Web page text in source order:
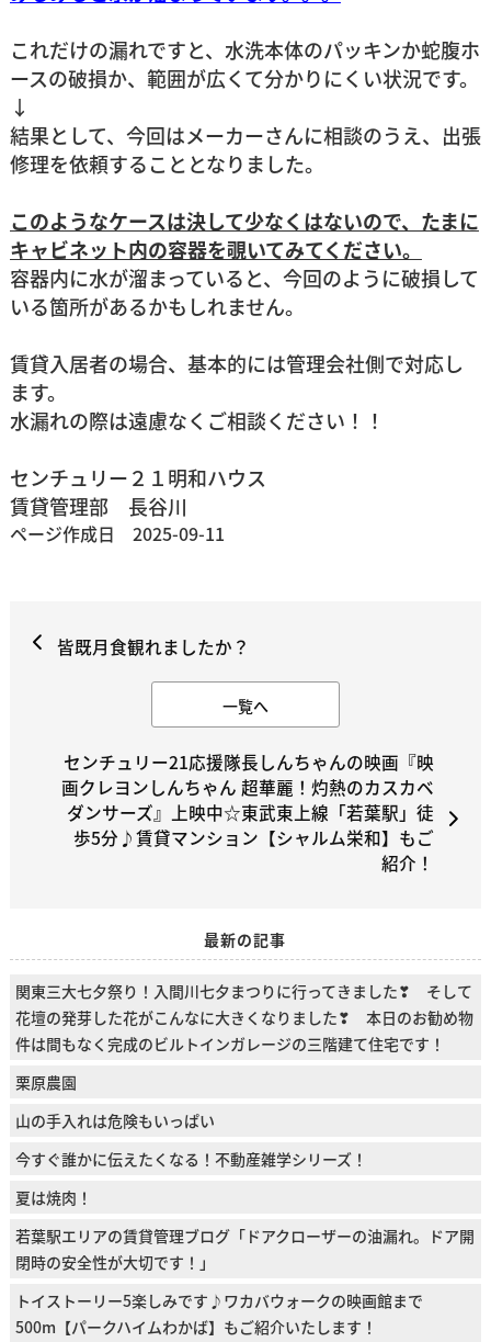
これだけの漏れですと、水洗本体のパッキンか蛇腹ホ
ースの破損か、範囲が広くて分かりにくい状況です。
↓
結果として、今回はメーカーさんに相談のうえ、出張
修理を依頼することとなりました。
このようなケースは決して少なくはないので、たまに
キャビネット内の容器を覗いてみてください。
容器内に水が溜まっていると、今回のように破損して
いる箇所があるかもしれません。
賃貸入居者の場合、基本的には管理会社側で対応し
ます。
水漏れの際は遠慮なくご相談ください！！
センチュリー２１明和ハウス
賃貸管理部 長谷川
ページ作成日 2025-09-11
皆既月食観れましたか？
一覧へ
センチュリー21応援隊長しんちゃんの映画『映
画クレヨンしんちゃん 超華麗！灼熱のカスカベ
ダンサーズ』上映中☆東武東上線「若葉駅」徒
歩5分♪賃貸マンション【シャルム栄和】もご
紹介！
最新の記事
関東三大七夕祭り！入間川七夕まつりに行ってきました❣ そして
花壇の発芽した花がこんなに大きくなりました❣ 本日のお勧め物
件は間もなく完成のビルトインガレージの三階建て住宅です！
栗原農園
山の手入れは危険もいっぱい
今すぐ誰かに伝えたくなる！不動産雑学シリーズ！
夏は焼肉！
若葉駅エリアの賃貸管理ブログ「ドアクローザーの油漏れ。ドア開
閉時の安全性が大切です！」
トイストーリー5楽しみです♪ワカバウォークの映画館まで
500m【パークハイムわかば】もご紹介いたします！